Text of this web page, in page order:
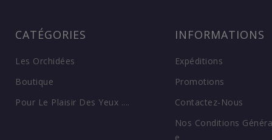
CATÉGORIES
Les Orchidées
Boutique
Pour Le Plaisir Des Yeux ....
INFORMATIONS
Expéditions
Promotions
Contactez-Nous
Nos Conditions
E